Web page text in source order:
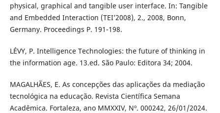
physical, graphical and tangible user interface. In: Tangible
and Embedded Interaction (TEI’2008), 2., 2008, Bonn,
Germany. Proceedings P. 191-198.
LÉVY, P. Intelligence Technologies: the future of thinking in
the information age. 13.ed. São Paulo: Editora 34; 2004.
MAGALHÃES, E. As concepções das aplicações da mediação
tecnológica na educação. Revista Científica Semana
Acadêmica. Fortaleza, ano MMXXIV, Nº. 000242, 26/01/2024.